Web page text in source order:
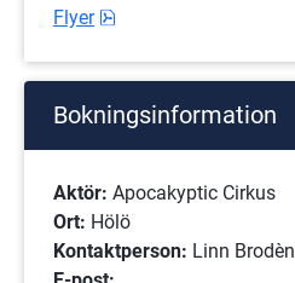
Flyer
Bokningsinformation
Aktör: Apocakyptic Cirkus
Ort: Hölö
Kontaktperson: Linn Brodèn